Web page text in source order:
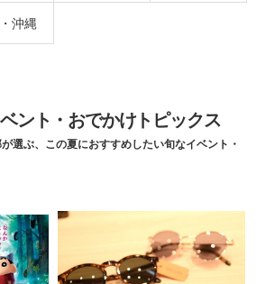
沖縄
ント・おでかけトピックス
選ぶ、この夏におすすめしたい旬なイベント・